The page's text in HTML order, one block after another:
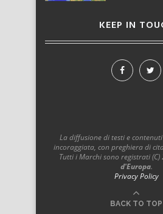
KEEP IN
La diffusione di testi e
incoraggiata, con preghiera di
Tutti i Marchi sono registrati (C)
d'Europa.
Privacy Policy
BACK TO TOP